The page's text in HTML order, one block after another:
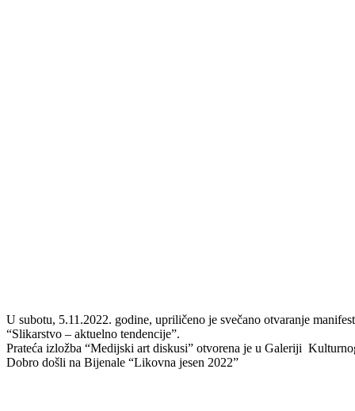
U subotu, 5.11.2022. godine, upriličeno je svečano otvaranje
“Slikarstvo – aktuelno tendencije”.
Prateća izložba “Medijski art diskusi” otvorena je u Galeriji
Dobro došli na Bijenale “Likovna jesen 2022”